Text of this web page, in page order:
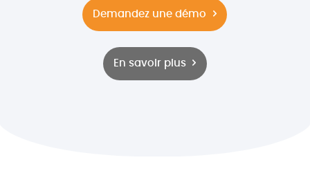
Demandez une démo
En savoir plus